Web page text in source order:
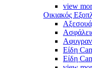
view
Οικιακός
Είδη
Είδη